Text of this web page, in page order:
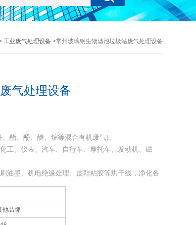
工业废气处理设备>常州玻璃钢生物滤池垃圾站废气处理设备
气处理设备
酯、酚、醚、烷等混合有机废气)。
工、仪表、汽车、自行车、摩托车、发动机、磁
油墨、机电绝缘处理、皮鞋粘胶等烘干线，净化各
他品牌